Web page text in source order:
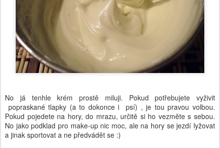
No já tenhle krém prostě miluji. Pokud potřebujete vyživit
popraskané tlapky (a to dokonce i psí) , je tou pravou volbou.
Pokud pojedete na hory, do mrazu, určitě si ho vezměte s sebou.
No jako podklad pro make-up nic moc, ale na hory se jezdí lyžovat
a jinak sportovat a ne předvádět se :)